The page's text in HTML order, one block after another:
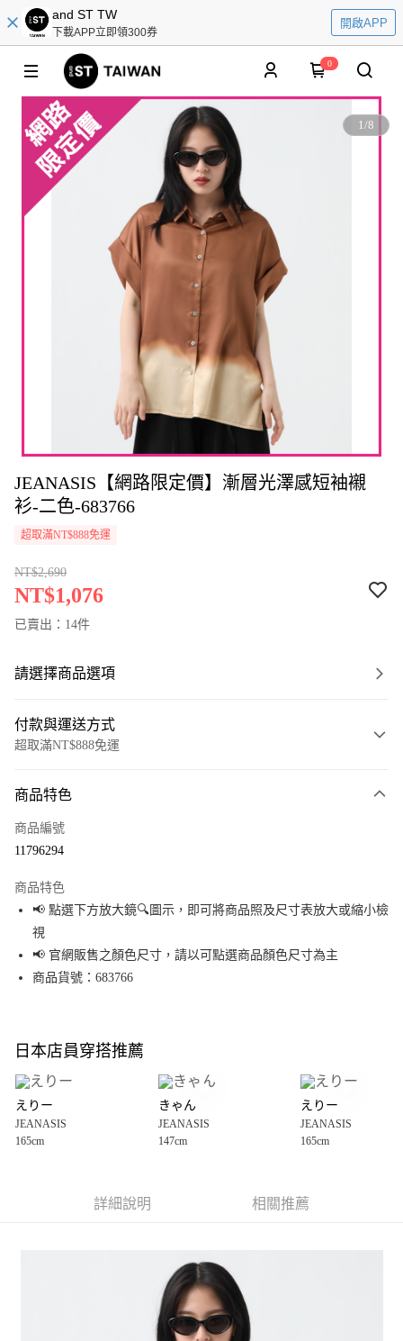
and ST TW
下載APP立即領300券
開啟APP
0
1/8
JEANASIS【網路限定價】漸層光澤感短袖襯
衫-二色-683766
超取滿NT$888免運
NT$2,690
NT$1,076
已賣出：14件
請選擇商品選項
付款與運送方式
超取滿NT$888免運
信用卡一次付款
Apple Pay
街口支付
悠遊付
全盈+PAY
大哥付你分期
【大哥付你分期使用說明】
1.本服務由台灣大哥大提供，台灣大哥大用戶可立即使用無須另外申請。
2.付款方式選擇「大哥付你分期」，訂單成立後會自動跳轉到大哥付的交易
3.實際核准額度、可分期數及費用金額請依後續交易確認頁面所載為準。
4.訂單成立30分鐘內，如未前往確認交易或遇審核未通過，訂單將自動取
1.分期款項不併入電信帳單，「大哥付你分期」於每月結算日後寄送繳費提
2.透過簡訊連結打開帳單後，可選擇「超商條碼／台灣大直營門市／銀行轉
帳／街口支付／iPASS MONEY」等通路繳費。
AFTEE先享後付
【「AFTEE先享後付」結帳流程】
１．於結帳方式選擇「AFTEE先享後付」後，將跳轉至「AFTEE先享後付」
結帳頁面，進行簡訊認證並確認金額後，即可完成結帳。
２．訂單成立數日內，您將收到繳費通知簡訊。
每筆NT$80，滿NT$888(含以上)免運費
商品特色
商品編號
11796294
商品特色
📢 點選下方放大鏡🔍圖示，即可將商品照及尺寸表放大或縮小檢
視
📢 官網販售之顏色尺寸，請以可點選商品顏色尺寸為主
商品貨號：683766
日本店員穿搭推薦
えりー
JEANASIS
165cm
きゃん
JEANASIS
147cm
えりー
JEANASIS
165cm
詳細說明 相關推薦